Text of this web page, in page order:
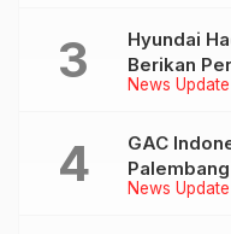
News Update
Hyundai
Berikan
Tiga
News Update
GAC
AION UT